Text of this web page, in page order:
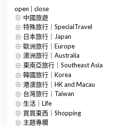
open
close
中國旅遊
特殊旅行｜SpecialTravel
日本旅行｜Japan
歐洲旅行｜Europe
澳洲旅行｜Australia
東南亞旅行｜Southeast Asia
韓國旅行｜Korea
港澳旅行｜HK and Macau
台灣旅行｜Taiwan
生活｜Life
買買東西｜Shopping
主題專欄